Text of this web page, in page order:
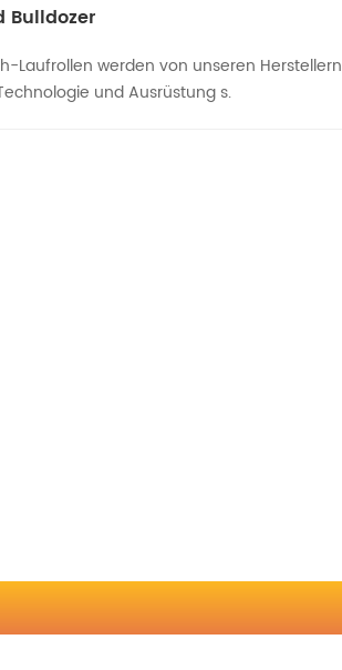
Bulldozer
Laufrollen werden von unseren Herstellern
und Ausrüstungs.